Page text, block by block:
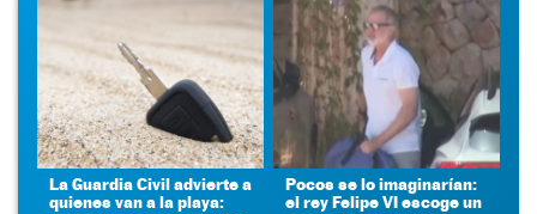
La Guardia Civil advierte a
quienes van a la playa:
Pocos se lo imaginarían:
el rey Felipe VI escoge un